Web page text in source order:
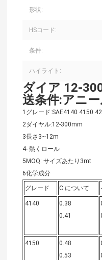
形状:
HSコード:
条件:
ハイライト:
ダイア 12-
送条件:アニ
1グレード:SAE4140 4150
2ダイヤル:12-300mm
3長さ3~12m
4- 熱くロール
5MOQ: サイズあたり3mt
6化学成分
グレード C について
4140
0.38
0.41
4150
0.48
0.53